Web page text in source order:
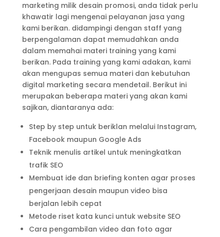
marketing milik desain promosi, anda tidak perlu
khawatir lagi mengenai pelayanan jasa yang
kami berikan. didampingi dengan staff yang
berpengalaman dapat memudahkan anda
dalam memahai materi training yang kami
berikan. Pada training yang kami adakan, kami
akan mengupas semua materi dan kebutuhan
digital marketing secara mendetail. Berikut ini
merupakan beberapa materi yang akan kami
sajikan, diantaranya ada:
Step by step untuk beriklan melalui Instagram,
Facebook maupun Google Ads
Teknik menulis artikel untuk meningkatkan
trafik SEO
Membuat ide dan briefing konten agar proses
pengerjaan desain maupun video bisa
berjalan lebih cepat
Metode riset kata kunci untuk website SEO
Cara pengambilan video dan foto agar